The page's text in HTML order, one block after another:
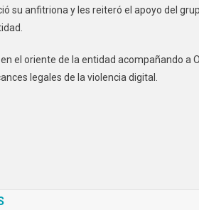
su anfitriona y les reiteró el apoyo del
el oriente de la entidad acompañando a
legales de la violencia digital.